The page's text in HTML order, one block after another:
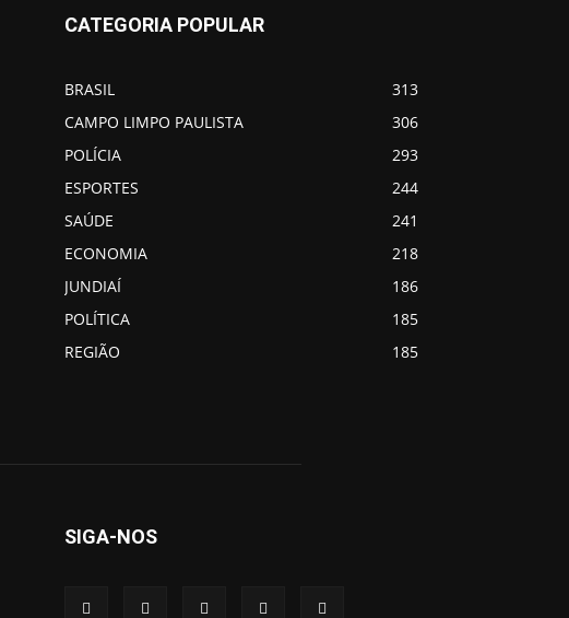
CATEGORIA POPULAR
BRASIL
313
CAMPO LIMPO PAULISTA
306
POLÍCIA
293
ESPORTES
244
SAÚDE
241
ECONOMIA
218
JUNDIAÍ
186
POLÍTICA
185
REGIÃO
185
SIGA-NOS